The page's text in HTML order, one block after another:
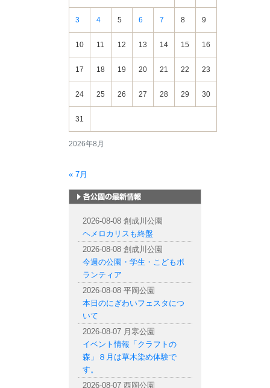
2026年8月
3 4 5 6 7 8 9
10 11 12 13 14 15 16
17 18 19 20 21 22 23
24 25 26 27 28 29 30
31
« 7月
2026-08-08 創成川公園
ヘメロカリスも終盤
2026-08-08 創成川公園
今週の公園・学生・こどもボ
ランティア
2026-08-08 平岡公園
本日のにぎわいフェスタにつ
いて
2026-08-07 月寒公園
イベント情報「クラフトの
森」８月は草木染め体験で
す。
2026-08-07 西岡公園